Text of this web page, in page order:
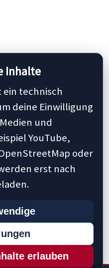
15 20 24
Next »
Inhalte
ein technisch
deine Einwilligung
und
YouTube,
oder
erst nach
erlauben